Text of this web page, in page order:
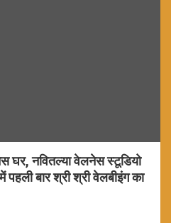
घर, नवितल्या वेलनेस स्टूडियो
बार श्री श्री वेलबीइंग का